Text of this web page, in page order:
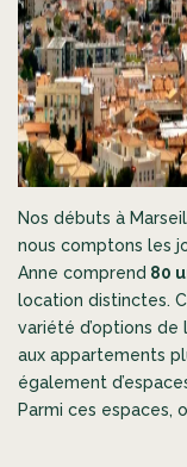
Nos débuts à
nous comptons les
Anne comprend 80
location distinctes.
variété d’options
aux appartements
également
Parmi ces espaces,